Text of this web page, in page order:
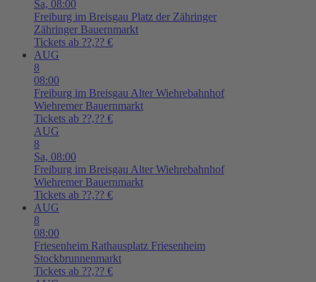
Sa, 08:00
Freiburg im Breisgau Platz der Zähringer
Zähringer Bauernmarkt
Tickets ab ??,?? €
AUG
8
08:00
Freiburg im Breisgau Alter Wiehrebahnhof
Wiehremer Bauernmarkt
Tickets ab ??,?? €
AUG
8
Sa, 08:00
Freiburg im Breisgau Alter Wiehrebahnhof
Wiehremer Bauernmarkt
Tickets ab ??,?? €
AUG
8
08:00
Friesenheim Rathausplatz Friesenheim
Stockbrunnenmarkt
Tickets ab ??,?? €